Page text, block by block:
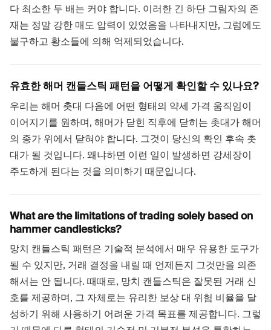
다 최소한 두 배는 커야 합니다. 이러한 긴 하단 그림자의 존
재는 정말 강한 매도 압력이 있었음을 나타내지만, 그럼에도
불구하고 황소들에 의해 억제되었습니다.
유효한 해머 캔들스틱 패턴을 어떻게 확인할 수 있나요?
우리는 해머 촛대 다음에 어떤 형태의 약세 가격 움직임이
이어지기를 원하며, 해머가 닫힌 직후에 닫히는 촛대가 해머
의 종가 위에서 닫혀야 합니다. 그것이 당신의 확인 후속 촛
대가 될 것입니다. 왜냐하면 이런 일이 발생하면 강세장이
주도하게 된다는 것을 의미하기 때문입니다.
What are the limitations of trading solely based on
hammer candlesticks?
망치 캔들스틱 패턴은 기술적 분석에서 매우 유용한 도구가
될 수 있지만, 거래 결정을 내릴 때 언제든지 그것만을 의존
해서는 안 됩니다. 때때로, 망치 캔들스틱은 잘못된 거래 신
호를 제공하며, 그 자체로는 유리한 보상 대 위험 비율을 달
성하기 위해 사용하기 어려운 가격 목표를 제공합니다. 그렇